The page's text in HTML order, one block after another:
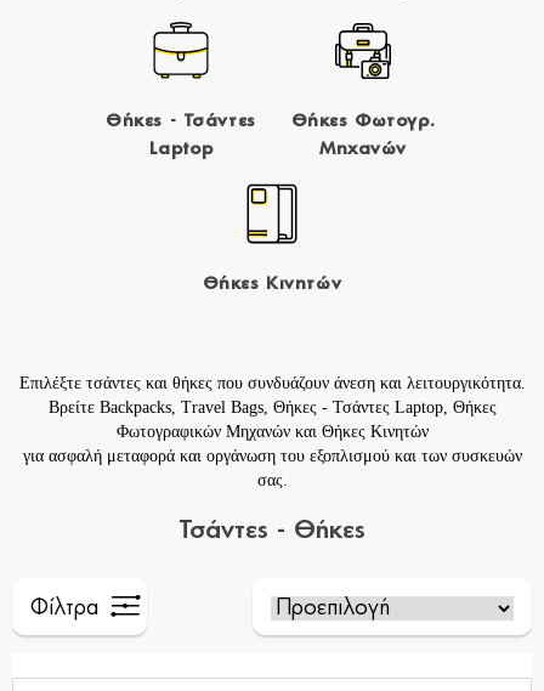
Θήκες - Τσάντες
Laptop
Θήκες Φωτογρ.
Μηχανών
Θήκες Κινητών
Επιλέξτε τσάντες και θήκες που συνδυάζουν άνεση και λειτουργικότητα.
Βρείτε Backpacks, Travel Bags, Θήκες - Τσάντες Laptop, Θήκες
Φωτογραφικών Μηχανώνκαι Θήκες Κινητών
για ασφαλή μεταφορά και οργάνωση του εξοπλισμού και των συσκευών
σας.
Τσάντες - Θήκες
Φίλτρα